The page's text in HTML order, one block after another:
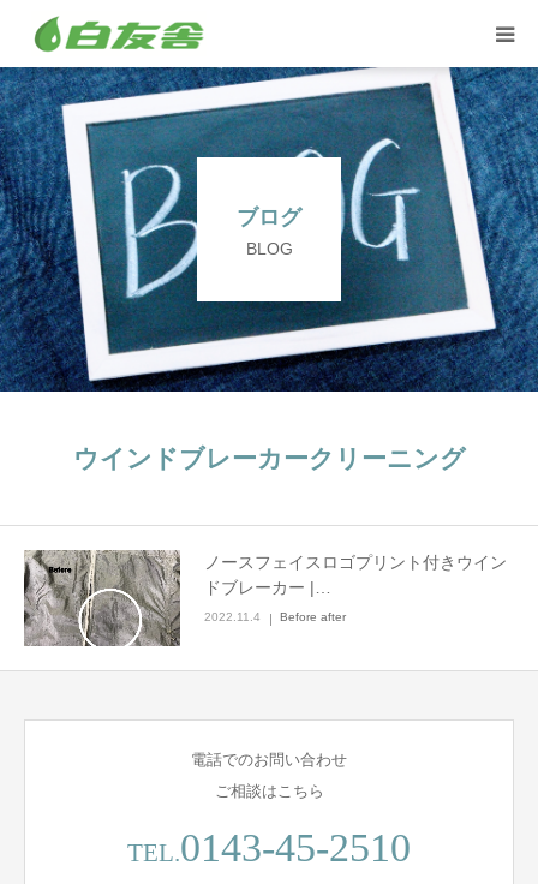
ブログ
BLOG
ウインドブレーカークリーニング
ノースフェイスロゴプリント付きウイン
ドブレーカー |…
2022.11.4 Before after
電話でのお問い合わせ
ご相談はこちら
TEL.0143-45-2510
集配サービス
特殊しみ抜き、復元加工
洋服リフォームとリペア
トイスケルトン入れ代行